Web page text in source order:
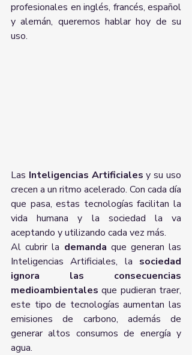
profesionales en inglés, francés, español
y alemán, queremos hablar hoy de su
uso.
Las Inteligencias Artificiales y su uso
crecen a un ritmo acelerado. Con cada día
que pasa, estas tecnologías facilitan la
vida humana y la sociedad la va
aceptando y utilizando cada vez más.
Al cubrir la demanda que generan las
Inteligencias Artificiales, la sociedad
ignora las consecuencias
medioambientales que pudieran traer,
este tipo de tecnologías aumentan las
emisiones de carbono, además de
generar altos consumos de energía y
agua.